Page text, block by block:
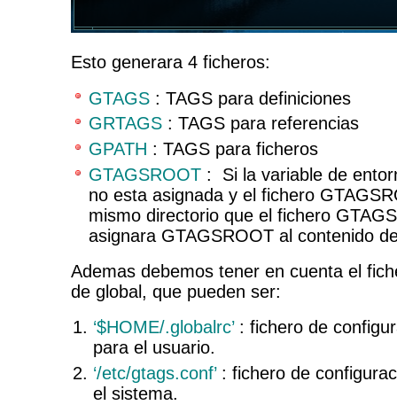
Esto generara 4 ficheros:
GTAGS : TAGS para definiciones
GRTAGS : TAGS para referencias
GPATH : TAGS para ficheros
GTAGSROOT : Si la variable de
no esta asignada y el fichero
mismo directorio que el fichero
asignara GTAGSROOT al contenido
Ademas debemos tener en cuenta el
de global, que pueden ser:
‘$HOME/.globalrc’: fichero de
para el usuario.
‘/etc/gtags.conf’: fichero de
el sistema.